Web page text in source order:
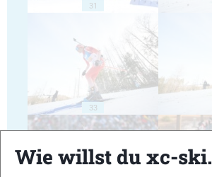
31
33
Wie willst du xc-